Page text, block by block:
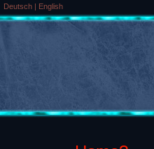
Deutsch | English